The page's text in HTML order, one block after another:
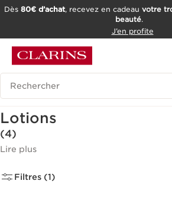
OUTIL D'ACCESSIBILITÉ
Dès 80€ d’achat, recevez en cadeau votre
beauté.
J’en profite
Historique des recherches
Lotion Micellaire -
Lotions
(4)
Lire plus
Filtres (1)